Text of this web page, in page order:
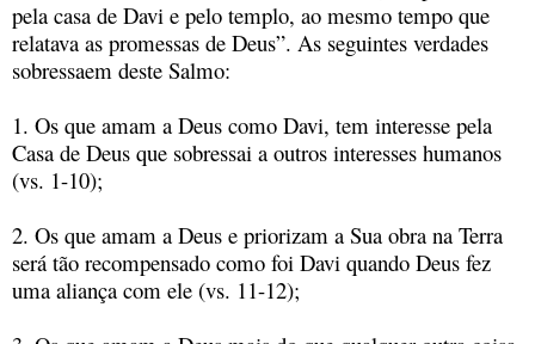
pela casa de Davi e pelo templo, ao mesmo tempo que
relatava as promessas de Deus”. As seguintes verdades
sobressaem deste Salmo:
1. Os que amam a Deus como Davi, tem interesse pela
Casa de Deus que sobressai a outros interesses humanos
(vs. 1-10);
2. Os que amam a Deus e priorizam a Sua obra na Terra
será tão recompensado como foi Davi quando Deus fez
uma aliança com ele (vs. 11-12);